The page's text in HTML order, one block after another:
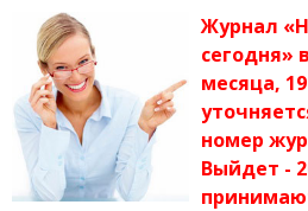
Главная
Архив журнала
Сертификат
Публикационная этика журнала
О журнале
График
Оргвзнос
Журнал
сегодня»
месяца,
номер
Выйдет -